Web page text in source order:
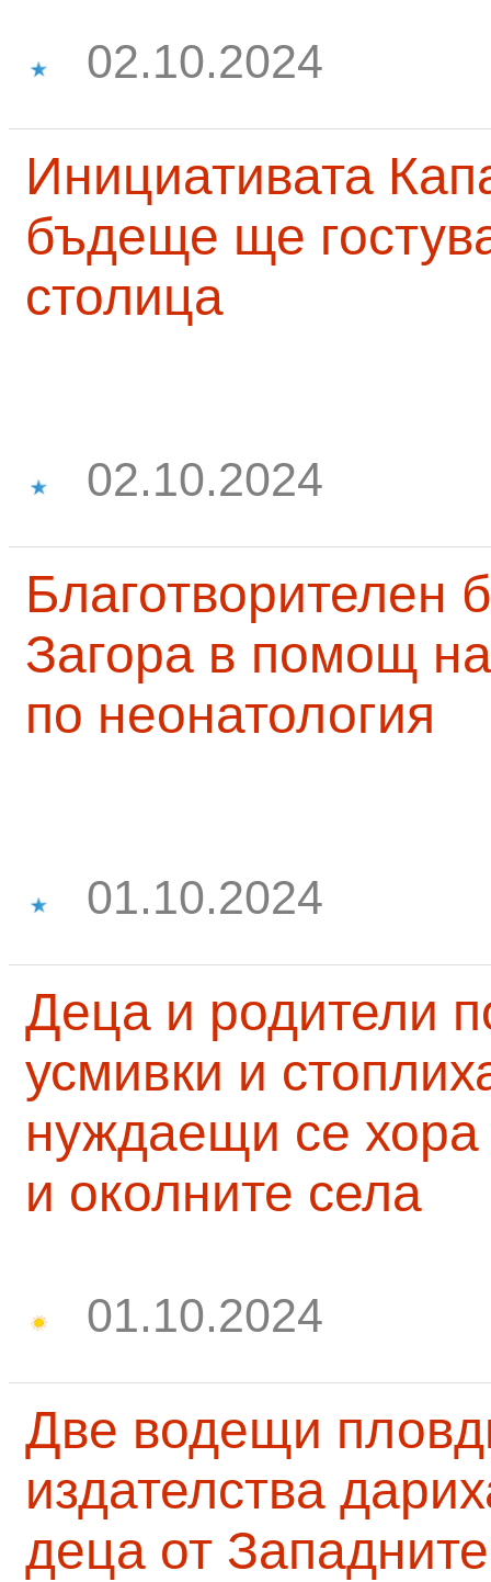
02.10.2024
Инициативата
бъдеще ще
столица
02.10.2024
Благотворителен
Загора в помощ
по неонатология
01.10.2024
Деца и родители
усмивки и
нуждаещи се
и околните села
01.10.2024
Две водещи
издателства
деца от